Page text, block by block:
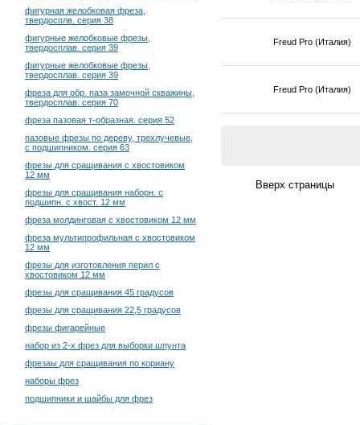
фигурная желобковая фреза,
твердосплв. серия 38
фигурные желобковые фрезы,
твердосплав. серия 39
фигурные желобковые фрезы,
твердосплав. серия 39
фреза для обр. паза замочной скважины,
твердосплав. серия 70
фреза пазовая т-образная. серия 52
пазовые фрезы по дереву, трехлучевые,
с подшипником. серия 63
фрезы для сращивания с хвостовиком
12 мм
фрезы для сращивания наборн. с
подшипн. с хвост. 12 мм
фреза молдинговая с хвостовиком 12 мм
фреза мультипрофильная с хвостовиком
12 мм
фрезы для изготовления перил с
хвостовиком 12 мм
фрезы для сращивания 45 градусов
фрезы для сращивания 22,5 градусов
фрезы фигарейные
набор из 2-х фрез для выборки шпунта
фрезаы для сращивания по кориану
наборы фрез
подшипники и шайбы для фрез
Freud Pro (Италия)
Freud Pro (Италия)